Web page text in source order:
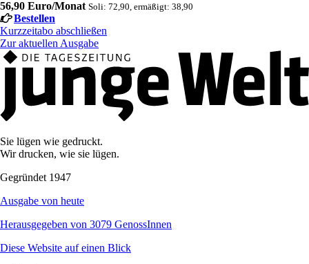
56,90 Euro/Monat Soli: 72,90, ermäßigt: 38,90
Bestellen
Kurzzeitabo abschließen
Zur aktuellen Ausgabe
Sie lügen wie gedruckt.
Wir drucken, wie sie lügen.
Gegründet 1947
Ausgabe von heute
Herausgegeben von 3079 GenossInnen
Diese Website auf einen Blick